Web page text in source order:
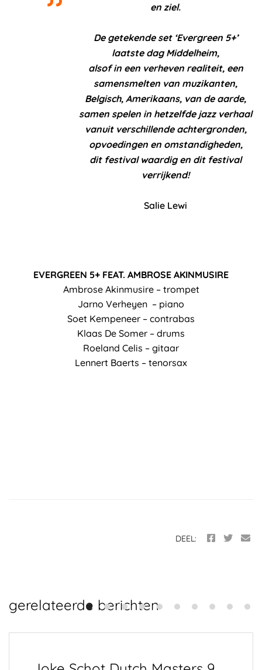
en ziel.
De getekende set ‘Evergreen 5+’
laatste dag Middelheim,
alsof in een verheven realiteit, een
samensmelten van muzikanten,
Belgisch, Amerikaans, van de aarde,
samen spelen in hetzelfde jazz verhaal
vanuit verschillende achtergronden,
opvoedingen en omstandigheden,
dit festival waardig en dit festival
verrijkend!
Salie Lewi
EVERGREEN 5+ FEAT. AMBROSE AKINMUSIRE
Ambrose Akinmusire – trompet
Jarno Verheyen – piano
Soet Kempeneer – contrabas
Klaas De Somer – drums
Roeland Celis – gitaar
Lennert Baerts – tenorsax
DEEL:
gerelateerde berichten